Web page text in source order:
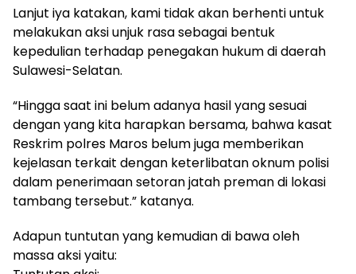
Lanjut iya katakan, kami tidak akan berhenti untuk
melakukan aksi unjuk rasa sebagai bentuk
kepedulian terhadap penegakan hukum di daerah
Sulawesi-Selatan.
“Hingga saat ini belum adanya hasil yang sesuai
dengan yang kita harapkan bersama, bahwa kasat
Reskrim polres Maros belum juga memberikan
kejelasan terkait dengan keterlibatan oknum polisi
dalam penerimaan setoran jatah preman di lokasi
tambang tersebut.” katanya.
Adapun tuntutan yang kemudian di bawa oleh
massa aksi yaitu: